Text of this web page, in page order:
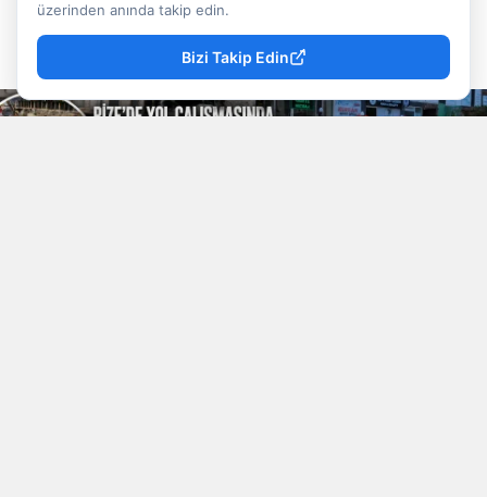
üzerinden anında takip edin.
Bizi Takip Edin
Muhabir
07 Ağustos 2026 - 22:49
Haberleri